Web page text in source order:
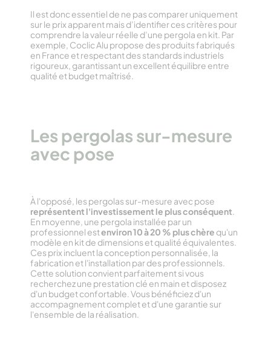
Il est donc essentiel de ne pas comparer uniquement
sur le prix apparent mais d’identifier ces critères pour
comprendre la valeur réelle d’une pergola en kit. Par
exemple, Coclic Alu propose des produits fabriqués
en France et respectant des standards industriels
rigoureux, garantissant un excellent équilibre entre
qualité et budget maîtrisé.
Les pergolas sur-mesure
avec pose
À l'opposé, les pergolas sur-mesure avec pose
représentent l'investissement le plus conséquent.
En moyenne, une pergola installée par un
professionnel estenviron 10 à 20 % plus chère qu'un
modèle en kit de dimensions et qualité équivalentes.
Ces prix incluent la conception personnalisée, la
fabrication et l'installation par des professionnels.
Cette solution convient parfaitement si vous
recherchez une prestation clé en main et disposez
d'un budget confortable. Vous bénéficiez d'un
accompagnement complet et d'une garantie sur
l'ensemble de la réalisation.